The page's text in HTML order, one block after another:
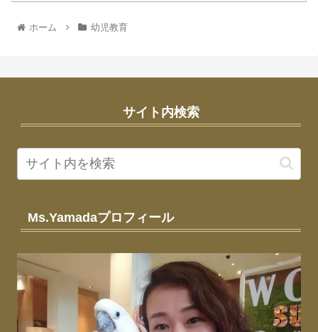
ホーム 幼児教育
サイト内検索
Ms.Yamadaプロフィール